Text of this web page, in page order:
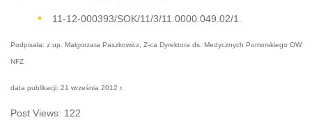
11-12-000393/SOK/11/3/11.0000.049.02/1.
Podpisała: z up. Małgorzata Paszkowicz, Z-ca Dyrektora ds. Medycznych Pomorskiego OW
NFZ
data publikacji: 21 września 2012 r.
Post Views: 122